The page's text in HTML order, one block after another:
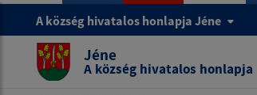
A község hivatalos honlapja Jéne
Jéne
A község hivatalos honlapja